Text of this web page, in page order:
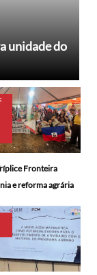
unidade do
Fronteira
e reforma agrária